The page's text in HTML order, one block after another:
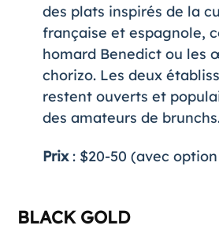
des plats inspirés de la
française et espagnole,
homard Benedict ou les
chorizo. Les deux
restent ouverts et
des amateurs de
Prix: $20-50 (avec
BLACK GOLD